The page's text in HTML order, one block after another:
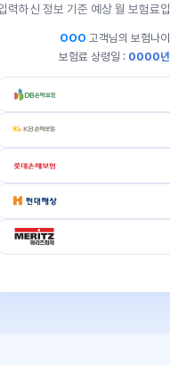
력하신 정보 기준 예상 월 보험료
OOO 고객님의 보험나
보험료 상령일 : 0000